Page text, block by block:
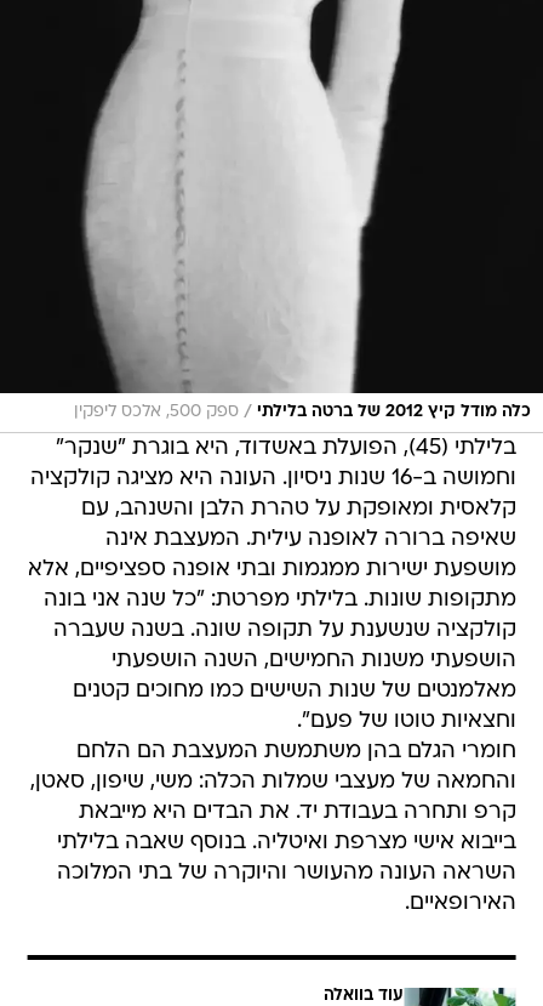
כלה מודל קיץ 2012 של ברטה בלילתי / ספק 500, אלכס ליפקין
בלילתי (45), הפועלת באשדוד, היא בוגרת "שנקר"
וחמושה ב-16 שנות ניסיון. העונה היא מציגה קולקציה
קלאסית ומאופקת על טהרת הלבן והשנהב, עם
שאיפה ברורה לאופנה עילית. המעצבת אינה
מושפעת ישירות ממגמות ובתי אופנה ספציפיים, אלא
מתקופות שונות. בלילתי מפרטת: "כל שנה אני בונה
קולקציה שנשענת על תקופה שונה. בשנה שעברה
הושפעתי משנות החמישים, השנה הושפעתי
מאלמנטים של שנות השישים כמו מחוכים קטנים
וחצאיות טוטו של פעם".
חומרי הגלם בהן משתמשת המעצבת הם הלחם
והחמאה של מעצבי שמלות הכלה: משי, שיפון, סאטן,
קרפ ותחרה בעבודת יד. את הבדים היא מייבאת
בייבוא אישי מצרפת ואיטליה. בנוסף שאבה בלילתי
השראה העונה מהעושר והיוקרה של בתי המלוכה
האירופאיים.
עוד בוואלה